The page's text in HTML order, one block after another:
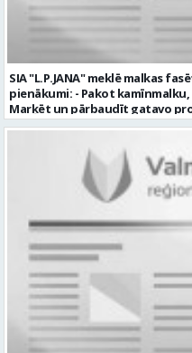
SIA "L.P.JANA" meklē malkas
pienākumi: - Pakot
Marķēt un pārbaudīt gatavo
kvalitāti un kārtību darba vietā Prasības kandidātiem: - Laba fiziskā
Uzņēmums piedāvā: -
padarītā) - Vienmēr laikā
atbalstošus kolēģus Lūgums CV sūtīt uz e- pastu:
pasutijumi@lpjana.lv vai zvanīt pa
SAIŅOŠANAS OPERATORS
Darba vietas adrese: LATVIJA,
Valmieras nov. Slodze: Viena
Pieteikto vietu skaits: 2 Aktuāla
datums: 2026-08-17